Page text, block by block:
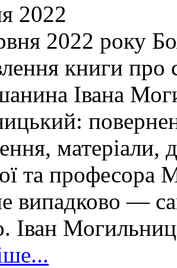
2022
2022 року
книги про
Івана
матеріали,
та професора
випадково —
Іван